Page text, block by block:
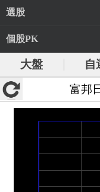
選股
個股PK
大盤 自
富邦